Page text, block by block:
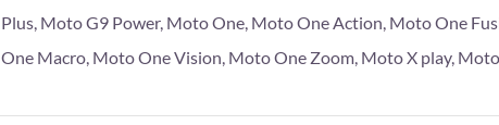
Plus, Moto G9 Power, Moto One, Moto One Action, Moto One
One Macro, Moto One Vision, Moto One Zoom, Moto X play,